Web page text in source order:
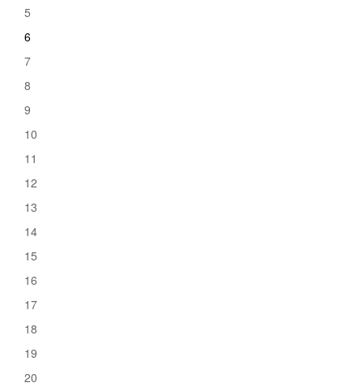
5
6
7
8
9
10
11
12
13
14
15
16
17
18
19
20